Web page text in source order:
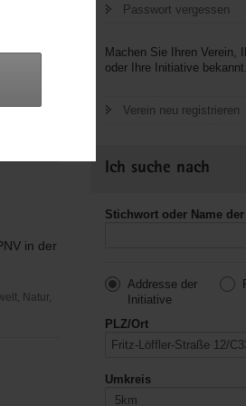
in der
Natur,
Passwort vergessen
Machen Sie Ihren Verein,
oder Ihre Initiative bekannt.
Verein neu registrieren
Ich suche nach
Stichwort oder Name
Addresse der
Initiative
PLZ/Ort
Umkreis